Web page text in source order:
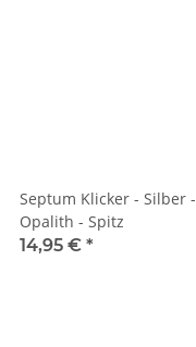
Septum Klicker - Silber -
Opalith - Spitz
14,95 € *